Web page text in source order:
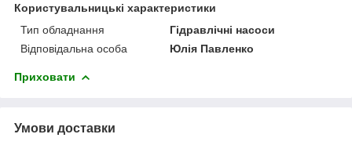
Користувальницькі характеристики
Тип обладнання
Гідравлічні насоси
Відповідальна особа
Юлія Павленко
Приховати
Умови доставки